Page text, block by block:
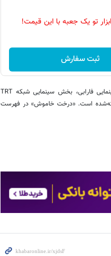
تو یک جعبه با این قیمت!
ثبت سفارش
این فیلم که پیش از این در ترکیه اکران شده است، با مشارکت بنیاد سینمایی فارابی، بخش سینمایی شبکه TRT
است. «درخت خاموش» در فهرست